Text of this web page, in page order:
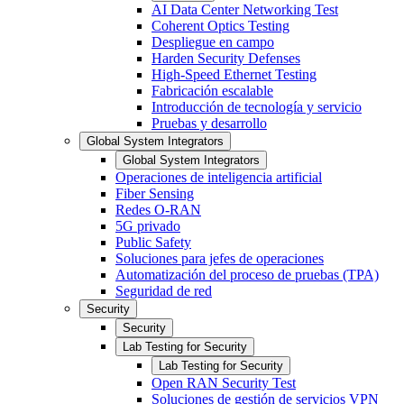
AI Data Center Networking Test
Coherent Optics Testing
Despliegue en campo
Harden Security Defenses
High-Speed Ethernet Testing
Fabricación escalable
Introducción de tecnología y servicio
Pruebas y desarrollo
Global System Integrators
Global System Integrators
Operaciones de inteligencia artificial
Fiber Sensing
Redes O-RAN
5G privado
Public Safety
Soluciones para jefes de operaciones
Automatización del proceso de pruebas (TPA)
Seguridad de red
Security
Security
Lab Testing for Security
Lab Testing for Security
Open RAN Security Test
Soluciones de gestión de servicios VPN